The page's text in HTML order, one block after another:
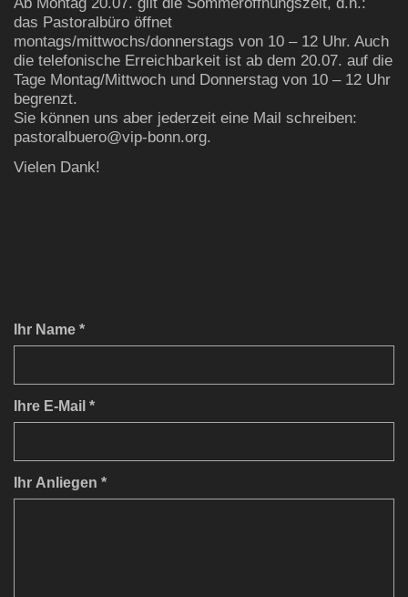
Ihr Name *
Ihre E-Mail *
Ihr Anliegen *
das Pastoralbüro öffnet
montags/mittwochs/donnerstags von 10 – 12 Uhr. Auch
die telefonische Erreichbarkeit ist ab dem 20.07. auf die
Tage Montag/Mittwoch und Donnerstag von 10 – 12 Uhr
begrenzt.
Sie können uns aber jederzeit eine Mail schreiben:
pastoralbuero@vip-bonn.org.
Vielen Dank!